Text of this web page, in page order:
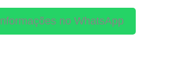
no WhatsApp